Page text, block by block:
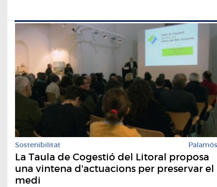
Sostenibilitat Palamós
La Taula de Cogestió del Litoral proposa
una vintena d'actuacions per preservar el
medi